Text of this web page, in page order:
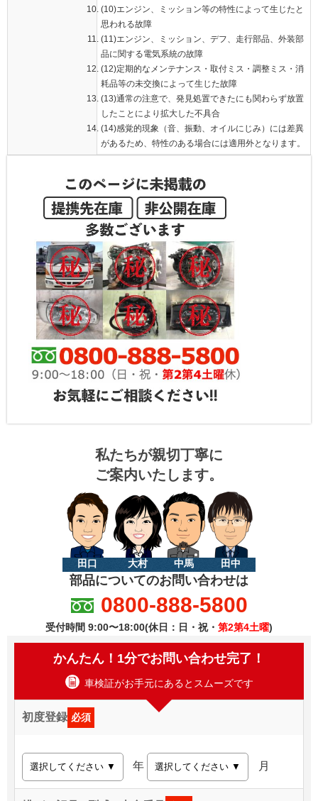
(10)エンジン、ミッション等の特性によって生じたと
思われる故障
(11)エンジン、ミッション、デフ、走行部品、外装部
品に関する電気系統の故障
(12)定期的なメンテナンス・取付ミス・調整ミス・消
耗品等の未交換によって生じた故障
(13)通常の注意で、発見処置できたにも関わらず放置
したことにより拡大した不具合
(14)感覚的現象（音、振動、オイルにじみ）には差異
があるため、特性のある場合には適用外となります。
私たちが親切丁寧に
ご案内いたします。
田口 大村 中馬 田中
部品についてのお問い合わせは
0800-888-5800
受付時間 9:00〜18:00(休日：日・祝・ 第2第4土曜)
かんたん！1分でお問い合わせ完了！
車検証がお手元にあるとスムーズです
初度登録 必須
年 月